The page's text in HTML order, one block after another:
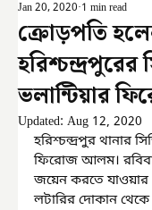
ক্রোড়পতি
হরিশ্চন্দ্রপুরের
ভলান্টিয়ার
Jan 20, 2020 1 min read
Updated: Aug 12, 2020
হরিশ্চন্দ্রপুর থানার
ফিরোজ আলম।
জয়েন করতে
লটারির দোকান থেকে